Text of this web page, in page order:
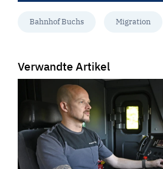
Bahnhof Buchs Migration
Verwandte Artikel